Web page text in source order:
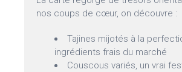
nos coups de cœur, on découvre :
Tajines mijotés à la
ingrédients frais du marché
Couscous variés, un vrai